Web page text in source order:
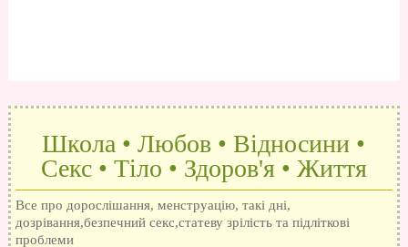
Школа • Любов • Відносини •
Секс • Тіло • Здоров'я • Життя
Все про дорослішання, менструацію, такі дні,
дозрівання,безпечний секс,статеву зрілість та підліткові
проблеми